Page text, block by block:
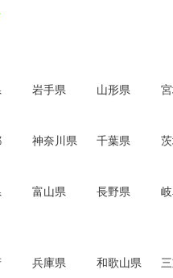
岩手県 山形県
神奈川県 千葉県
富山県 長野県
兵庫県 和歌山県